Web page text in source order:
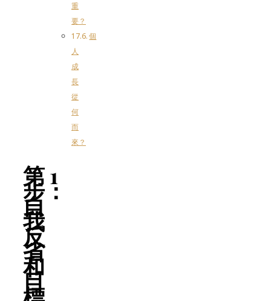
重
要？
個
人
成
長
從
何
而
來？
第 1
步：
自
我
反
省
和
目